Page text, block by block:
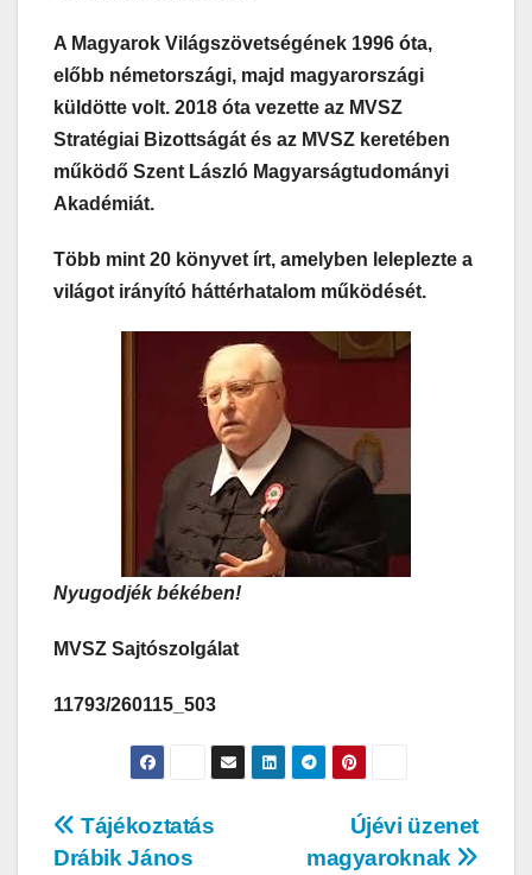
A Magyarok Világszövetségének 1996 óta,
előbb németországi, majd magyarországi
küldötte volt. 2018 óta vezette az MVSZ
Stratégiai Bizottságát és az MVSZ keretében
működő Szent László Magyarságtudományi
Akadémiát.
Több mint 20 könyvet írt, amelyben leleplezte a
világot irányító háttérhatalom működését.
Nyugodjék békében!
MVSZ Sajtószolgálat
11793/260115_503
Újévi üzenet
magyaroknak
Tájékoztatás
Drábik János